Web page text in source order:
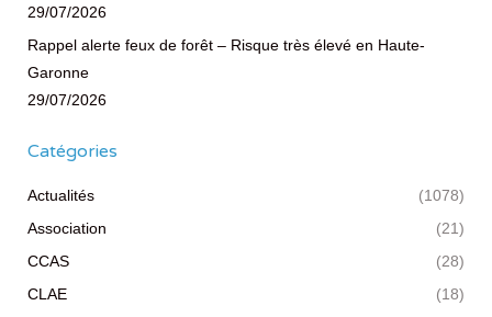
29/07/2026
Rappel alerte feux de forêt – Risque très élevé en Haute-
Garonne
29/07/2026
Catégories
Actualités
(1078)
Association
(21)
CCAS
(28)
CLAE
(18)